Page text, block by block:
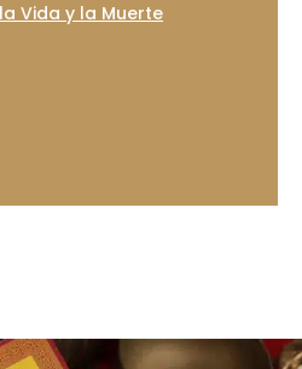
Vida y la Muerte